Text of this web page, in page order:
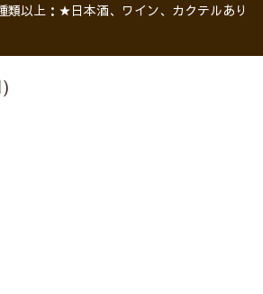
以上：★日本酒、ワイン、カクテルあり